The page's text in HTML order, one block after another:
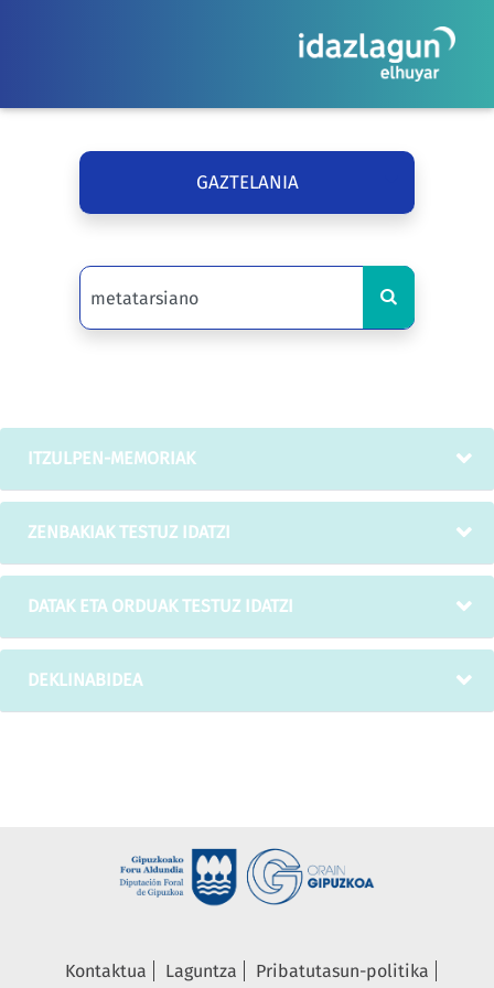
GAZTELANIA
ITZULPEN-MEMORIAK
ZENBAKIAK TESTUZ IDATZI
DATAK ETA ORDUAK TESTUZ IDATZI
DEKLINABIDEA
Kontaktua Laguntza
Pribatutasun-politika